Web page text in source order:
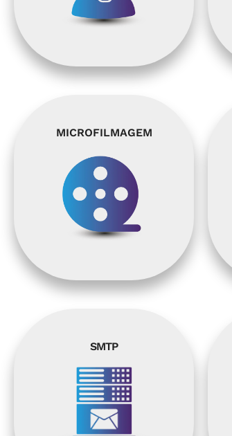
MICROFILMAGEM
SMTP